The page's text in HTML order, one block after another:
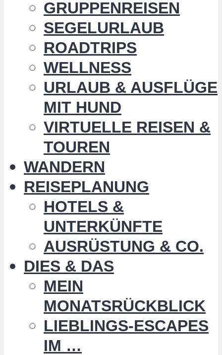
GRUPPENREISEN
SEGELURLAUB
ROADTRIPS
WELLNESS
URLAUB & AUSFLÜGE
MIT HUND
VIRTUELLE REISEN &
TOUREN
WANDERN
REISEPLANUNG
HOTELS &
UNTERKÜNFTE
AUSRÜSTUNG & CO.
DIES & DAS
MEIN
MONATSRÜCKBLICK
LIEBLINGS-ESCAPES
IM …